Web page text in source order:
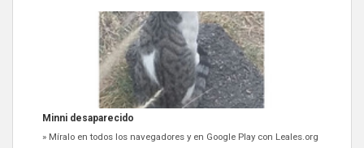
Siami Perdida
Se llama Siami,es hembra de 4 años,esterilizada con marca de